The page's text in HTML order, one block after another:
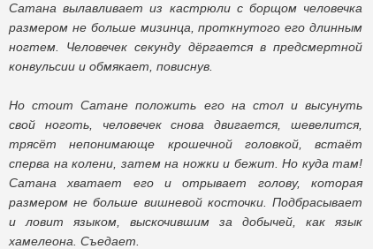
Сатана вылавливает из кастрюли с борщом человечка
размером не больше мизинца, проткнутого его длинным
ногтем. Человечек секунду дёргается в предсмертной
конвульсии и обмякает, повиснув.
Но стоит Сатане положить его на стол и высунуть
свой ноготь, человечек снова двигается, шевелится,
трясёт непонимающе крошечной головкой, встаёт
сперва на колени, затем на ножки и бежит. Но куда там!
Сатана хватает его и отрывает голову, которая
размером не больше вишневой косточки. Подбрасывает
и ловит языком, выскочившим за добычей, как язык
хамелеона. Съедает.